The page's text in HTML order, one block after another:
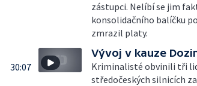
zástupci. Nelíbí se jim
konsolidačního balíčku
zmrazil platy.
30:07
Vývoj v kauze
Kriminalisté obvinili tři
středočeských silnicích